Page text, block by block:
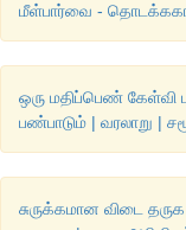
மீள்பார்வை -
ஒரு மதிப்பெண் கேள்வி
பண்பாடும் | வரலாறு |
சுருக்கமான விடை